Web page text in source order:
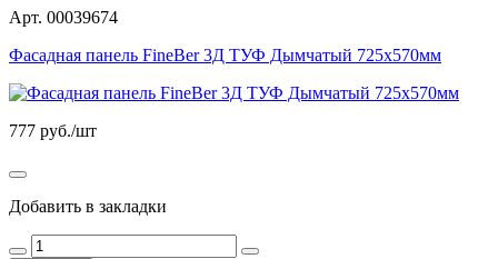
Арт. 00039674
Фасадная панель FineBer 3Д ТУФ Дымчатый 725х570мм
777 руб./шт
Добавить в закладки